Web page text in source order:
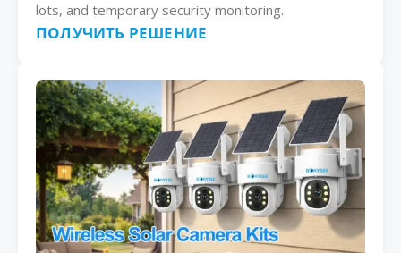
lots, and temporary security monitoring.
ПОЛУЧИТЬ РЕШЕНИЕ